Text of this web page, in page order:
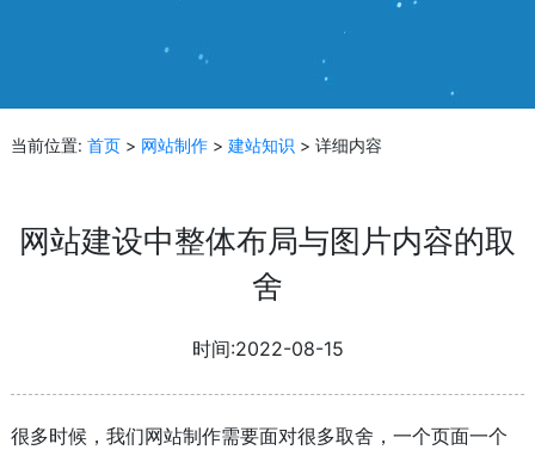
当前位置: 首页> 网站制作> 建站知识 > 详细内容
网站建设中整体布局与图片内容的取
舍
时间:2022-08-15
很多时候，我们网站制作需要面对很多取舍，一个页面一个